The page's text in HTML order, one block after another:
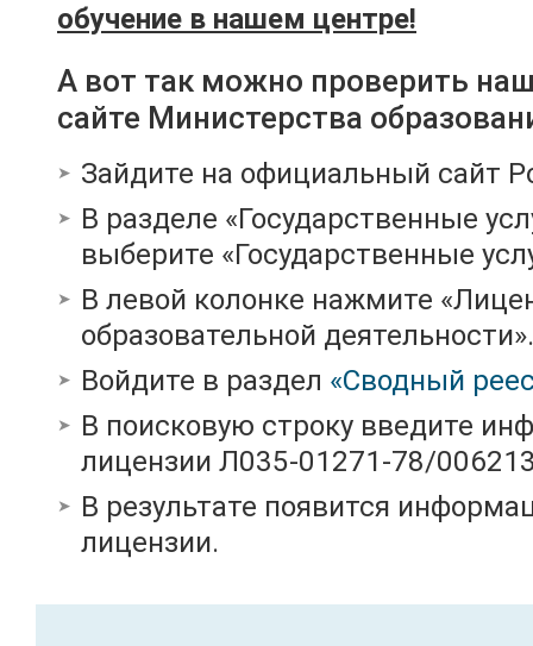
обучение в нашем центре!
А вот так можно проверить
сайте Министерства
Зайдите на официальный сайт
В разделе «Государственные
выберите «Государственные
В левой колонке нажмите
образовательной деятельности».
Войдите в раздел «Сводный
В поисковую строку введите
лицензии Л035-01271-78/
В результате появится
лицензии.